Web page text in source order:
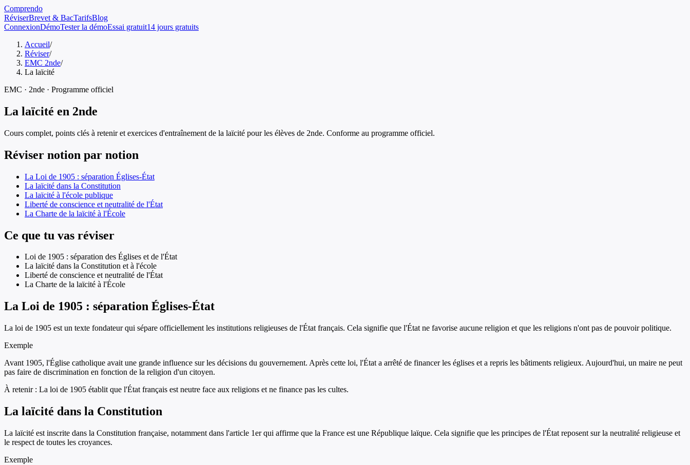
Comprendo
RéviserBrevet & BacTarifsBlog
ConnexionDémoTester la démoEssai gratuit14 jours gratuits
Accueil/
Réviser/
EMC 2nde/
La laïcité
EMC · 2nde · Programme officiel
La laïcité en 2nde
Cours complet, points clés à retenir et exercices d'entraînement de la laïcité pour les élèves de 2nde. Conforme au programme officiel.
Réviser notion par notion
La Loi de 1905 : séparation Églises-État
La laïcité dans la Constitution
La laïcité à l'école publique
Liberté de conscience et neutralité de l'État
La Charte de la laïcité à l'École
Ce que tu vas réviser
Loi de 1905 : séparation des Églises et de l'État
La laïcité dans la Constitution et à l'école
Liberté de conscience et neutralité de l'État
La Charte de la laïcité à l'École
La Loi de 1905 : séparation Églises-État
La loi de 1905 est un texte fondateur qui sépare officiellement les institutions religieuses de l'État français. Cela signifie que l'État ne favorise aucune religion et que les religions n'ont pas de pouvoir politique.
Exemple
Avant 1905, l'Église catholique avait une grande influence sur les décisions du gouvernement. Après cette loi, l'État a arrêté de financer les églises et a repris les bâtiments religieux. Aujourd'hui, un maire ne peut
pas faire de discrimination en fonction de la religion d'un citoyen.
À retenir : La loi de 1905 établit que l'État français est neutre face aux religions et ne finance pas les cultes.
La laïcité dans la Constitution
La laïcité est inscrite dans la Constitution française, notamment dans l'article 1er qui affirme que la France est une République laïque. Cela signifie que les principes de l'État reposent sur la neutralité religieuse et
le respect de toutes les croyances.
Exemple